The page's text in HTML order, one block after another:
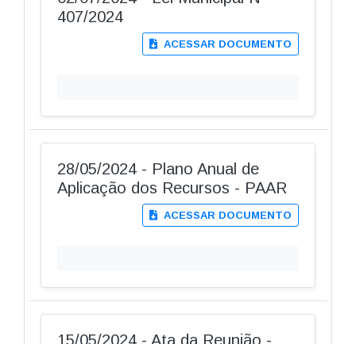
407/2024
ACESSAR DOCUMENTO
28/05/2024 - Plano Anual de
Aplicação dos Recursos - PAAR
ACESSAR DOCUMENTO
15/05/2024 - Ata da Reunião -